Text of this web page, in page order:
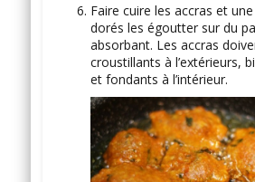
Faire cuire les accras et
dorés les égoutter sur du
absorbant. Les accras
croustillants à l’extérieurs,
et fondants à l’intérieur.